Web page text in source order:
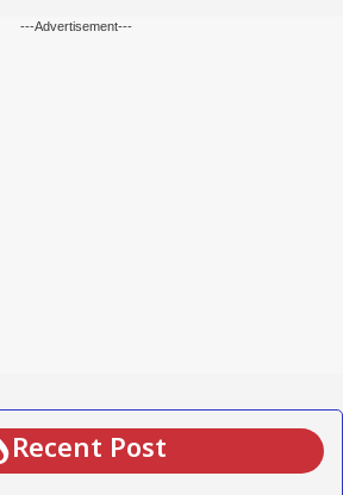
---Advertisement---
Recent Post